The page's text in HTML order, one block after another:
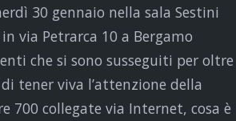
30 gennaio nella sala Sestini
via Petrarca 10 a Bergamo
che si sono susseguiti per oltre
tener viva l’attenzione della
700 collegate via Internet, cosa è